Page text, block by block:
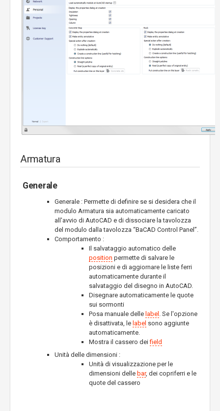
Armatura
Generale
Generale : Permette di definire se si desidera che il
modulo Armatura sia automaticamente caricato
all'avvio di AutoCAD e di dissociare la tavolozza
del modulo dalla tavolozza “BaCAD Control Panel”.
Comportamento :
Il salvataggio automatico delle
position permette di salvare le
posizioni e di aggiornare le liste ferri
automaticamente durante il
salvataggio del disegno in AutoCAD.
Disegnare automaticamente le quote
sui sormonti
Posa manuale delle label . Se l'opzione
è disattivata, le label sono aggiunte
automaticamente.
Mostra il cassero deifield
Unità delle dimensioni :
Unità di visualizzazione per le
dimensioni delle bar, dei copriferri e le
quote del cassero